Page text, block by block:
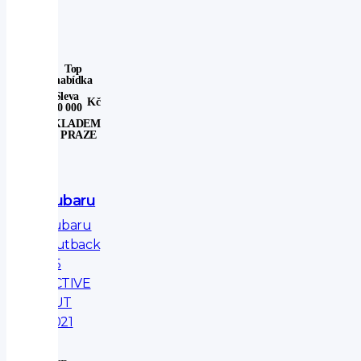
Subaru
Subaru
Outback
2.5
ACTIVE
AUT
2021
Top
nabídka
Sleva
40 000 Kč
SKLADEM
V PRAZE